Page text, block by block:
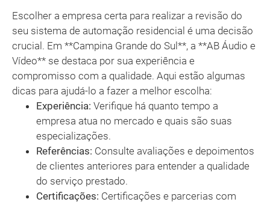
Escolher a empresa certa para realizar a revisão do
seu sistema de automação residencial é uma decisão
crucial. Em **Campina Grande do Sul**, a **AB Áudio e
Vídeo** se destaca por sua experiência e
compromisso com a qualidade. Aqui estão algumas
dicas para ajudá-lo a fazer a melhor escolha:
Experiência: Verifique há quanto tempo a
empresa atua no mercado e quais são suas
especializações.
Referências: Consulte avaliações e depoimentos
de clientes anteriores para entender a qualidade
do serviço prestado.
Certificações: Certificações e parcerias com